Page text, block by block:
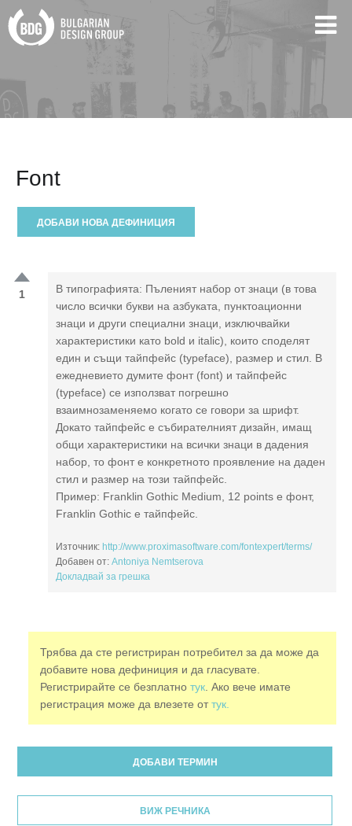
Font
ДОБАВИ НОВА ДЕФИНИЦИЯ
1
В типографията: Пъленият набор от знаци (в това
число всички букви на азбуката, пунктоационни
знаци и други специални знаци, изключвайки
характеристики като bold и italic), които споделят
един и същи тайпфейс (typeface), размер и стил. В
ежедневието думите фонт (font) и тайпфейс
(typeface) се използват погрешно
взаимнозаменяемо когато се говори за шрифт.
Докато тайпфейс е събирателният дизайн, имащ
общи характеристики на всички знаци в дадения
набор, то фонт е конкретното проявление на даден
стил и размер на този тайпфейс.
Пример: Franklin Gothic Medium, 12 points е фонт,
Franklin Gothic e тайпфейс.
Източник: http://www.proximasoftware.com/fontexpert/terms/
Добавен от: Antoniya Nemtserova
Докладвай за грешка
Трябва да сте регистриран потребител за да може да
добавите нова дефиниция и да гласувате.
Регистрирайте се безплатнотук . Ако вече имате
регистрация може да влезете оттук.
ДОБАВИ ТЕРМИН
ВИЖ РЕЧНИКА